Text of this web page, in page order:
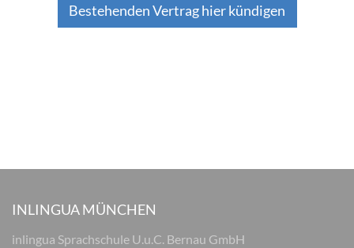
Bestehenden Vertrag hier kündigen
INLINGUA MÜNCHEN
inlingua Sprachschule U.u.C. Bernau GmbH